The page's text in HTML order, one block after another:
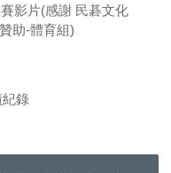
影片(感謝 民碁文化
助-體育組)
紀錄